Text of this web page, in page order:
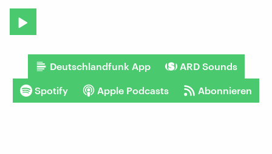
Deutschlandfunk App ARD Sounds
Spotify Apple Podcasts Abonnieren